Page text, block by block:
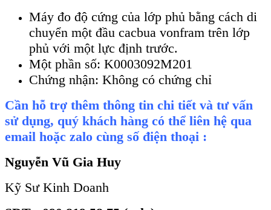
Máy đo độ cứng của lớp phủ bằng cách di
chuyển một đầu cacbua vonfram trên lớp
phủ với một lực định trước.
Một phần số: K0003092M201
Chứng nhận: Không có chứng chỉ
Cần hỗ trợ thêm thông tin chi tiết và tư vấn
sử dụng, quý khách hàng có thể liên hệ qua
email hoặc zalo cùng số điện thoại :
Nguyễn Vũ Gia Huy
Kỹ Sư Kinh Doanh